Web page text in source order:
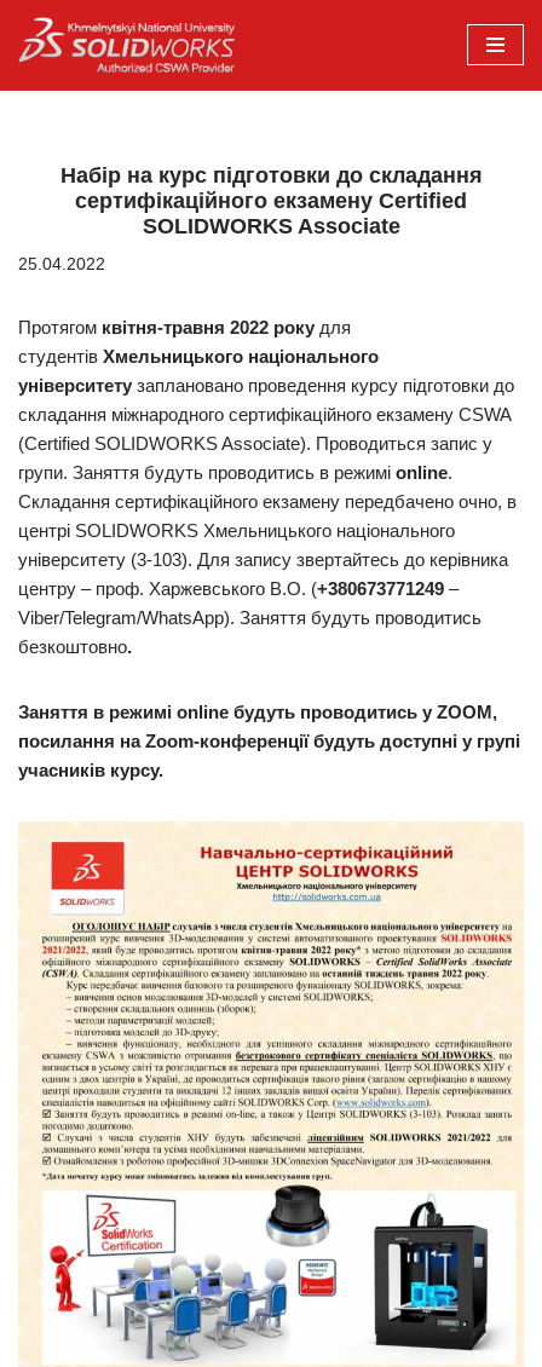
Перейти
до
Набір на курс підготовки до складання
сертифікаційного екзамену Certified
SOLIDWORKS Associate
25.04.2022
Протягом квітня-травня 2022 року для
студентів Хмельницького національного
університету заплановано проведення курсу підготовки до
складання міжнародного сертифікаційного екзамену CSWA
(Certified SOLIDWORKS Associate). Проводиться запис у
групи. Заняття будуть проводитись в режимі online.
Складання сертифікаційного екзамену передбачено очно, в
центрі SOLIDWORKS Хмельницького національного
університету (3-103). Для запису звертайтесь до керівника
центру – проф. Харжевського В.О. (+380673771249 –
Viber/Telegram/WhatsApp). Заняття будуть проводитись
безкоштовно.
Заняття в режимі online будуть проводитись у ZOOM,
посилання на Zoom-конференції будуть доступні у групі
учасників курсу.